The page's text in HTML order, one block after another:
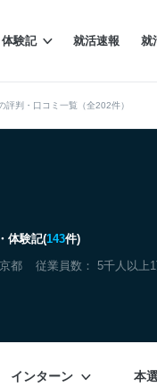
体験記 就活速報 就
評判・口コミ一覧（全202件）
体験記(143件)
都 従業員数： 5千人以上
インターン 本